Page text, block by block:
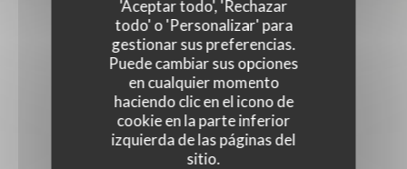
'Aceptar todo', 'Rechazar
todo' o 'Personalizar' para
gestionar sus preferencias.
Puede cambiar sus opciones
en cualquier momento
haciendo clic en el icono de
cookie en la parte inferior
izquierda de las páginas del
sitio.